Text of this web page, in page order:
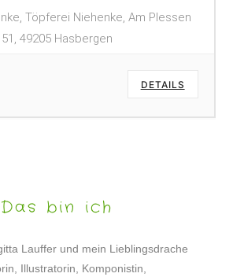
Töpferei Niehenke, Am Plessen
51, 49205 Hasbergen
DETAILS
Das bin ich
Lauffer und mein Lieblingsdrache
Illustratorin, Komponistin,